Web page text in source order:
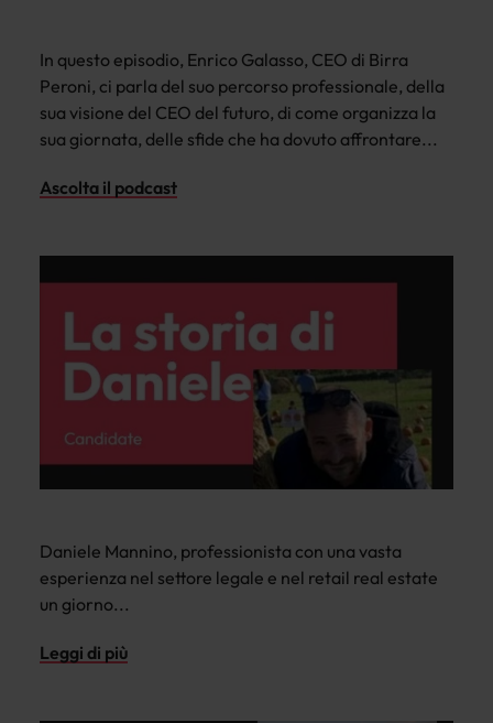
In questo episodio, Enrico Galasso, CEO di Birra
Peroni, ci parla del suo percorso professionale, della
sua visione del CEO del futuro, di come organizza la
sua giornata, delle sfide che ha dovuto affrontare...
Ascolta il podcast
Daniele Mannino, professionista con una vasta
esperienza nel settore legale e nel retail real estate
un giorno...
Leggi di più